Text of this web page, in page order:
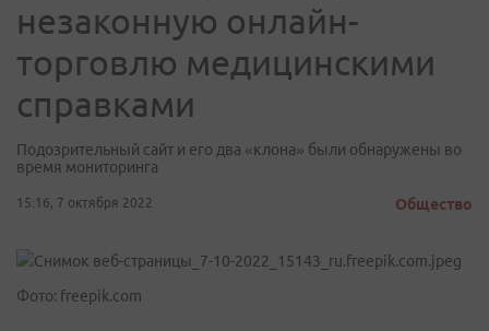
незаконную онлайн-
торговлю медицинскими
справками
Подозрительный сайт и его два «клона» были обнаружены во
время мониторинга
15:16, 7 октября 2022 Общество
Фото: freepik.com